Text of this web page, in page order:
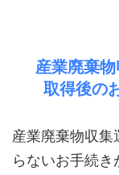
産業廃棄物
取得後の
産業廃棄物収集
らないお手続き